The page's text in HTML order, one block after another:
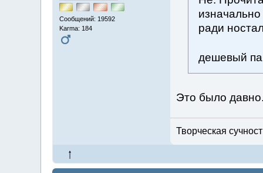
Сообщений: 19592
Karma: 184
ради
дешевый
Это было
Творческая